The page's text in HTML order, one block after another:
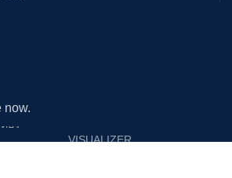
now.
อร์
VISUALIZER